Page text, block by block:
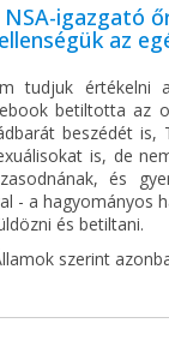
igazgató
az
tudjuk értékelni
betiltotta az
beszédét
is, de
és
- a hagyományos
és betiltani.
szerint